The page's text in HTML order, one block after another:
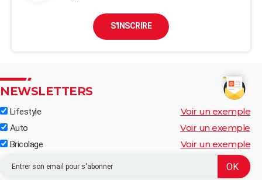
S'INSCRIRE
NEWSLETTERS
Lifestyle Voir un exemple
Auto Voir un exemple
Bricolage Voir un exemple